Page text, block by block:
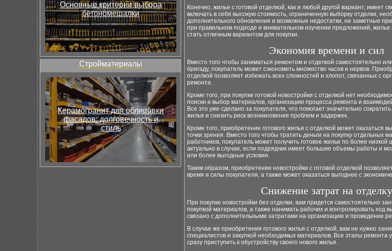
Основные критерии выбора
бетономешалки
Стройматериалы
Керамогранит для облицовки
фасадов: долговечность и
стиль
Конечно, жилье с готовой отделкой, как и любой другой вариант, имеет
включать в себя высокую стоимость, ограниченную выборку отделки,
дополнительного обновления и возможные недостатки, не заметные
при правильном подходе и внимательном изучении предложений, жилье
стать отличным вариантом для покупки.
Экономия времени и сил
Вместо того чтобы заниматься ремонтом и отделкой самостоятельно
бригаду, покупатель может сэкономить множество часов и нервов.
отделкой позволяет избежать всех сложностей и хлопот, связанных с
ремонта.
Кроме того, при покупке готовой новостройки с отделкой нет
поиски и выбор материалов, организацию процесса ремонта и
Все это уже сделано за покупателя, что помогает значительно
жилья и снизить риск возникновения проблем и задержек.
Кроме того, приобретение готового жилья с отделкой может оказаться
точки зрения. Вместо того чтобы тратить деньги на покупку отдельных
работников, покупатель может получить готовое жилье по более низкой
актуально в случае, если подрядчик имеет большие объемы работы и
или более выгодные условия.
Таким образом, приобретение новостройки с готовой отделкой
время и силы покупателя, а также может оказаться выгоднее с
Снижение затрат на отделку
При покупке новостройки без отделки, вам придется самостоятельно
покупкой материалов, а также нанимать рабочих и контролировать ход
связано с дополнительными затратами на организацию и проведение
В случае же приобретения готового жилья с отделкой, вам не нужно
специалистов и закупкой необходимых материалов. Все этапы
сразу приступить к обустройству своего нового жилья.